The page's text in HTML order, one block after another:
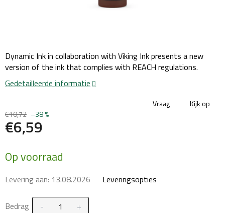
€10,72 –38 %
€6,59
prijs:
Op voorraad
Levering aan: 13.08.2026 Leveringsopties
Bedrag
Dynamic Ink in collaboration with Viking Ink presents a new
version of the ink that complies with REACH regulations.
Gedetailleerde informatie
Vraag Kijk op